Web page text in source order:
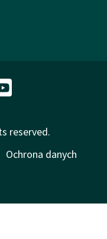
reserved.
Ochrona danych